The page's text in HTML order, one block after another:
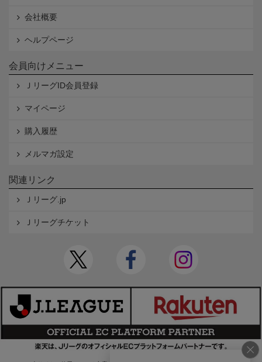
会社概要
ヘルプページ
会員向けメニュー
ＪリーグID会員登録
マイページ
購入履歴
メルマガ設定
関連リンク
Ｊリーグ.jp
Ｊリーグチケット